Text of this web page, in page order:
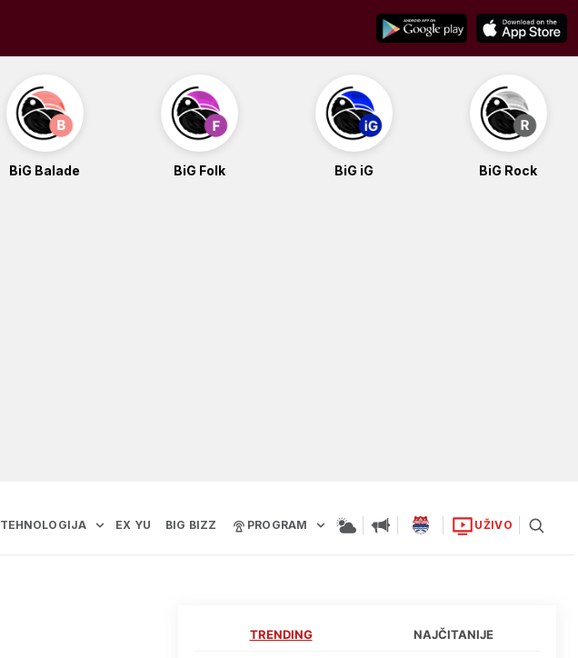
BiG Balade BiG Folk BiG iG BiG Rock
TEHNOLOGIJA EX YU BIG BIZZ PROGRAM UŽIVO
TRENDING NAJČITANIJE